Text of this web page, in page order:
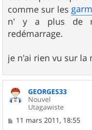
e
comme sur les
n' y a plus de
redémarrage.
je n'ai rien vu sur la
GEORGES33
Nouvel
Utagawiste
M11 mars 2011, 18:55